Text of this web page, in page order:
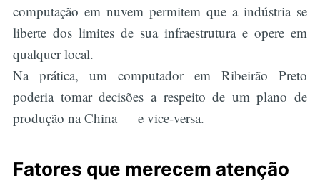
computação em nuvem permitem que a indústria se
liberte dos limites de sua infraestrutura e opere em
qualquer local.
Na prática, um computador em Ribeirão Preto
poderia tomar decisões a respeito de um plano de
produção na China — e vice-versa.
Fatores que merecem atenção